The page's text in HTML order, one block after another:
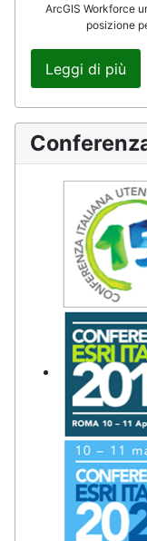
ArcGIS Workforce
posizione
Leggi di più